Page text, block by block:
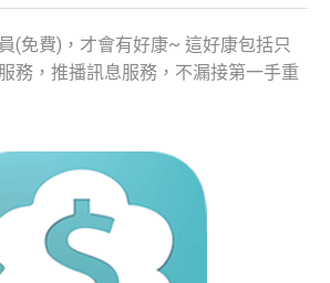
(免費)，才會有好康~ 這好康包括只
務，推播訊息服務，不漏接第一手重